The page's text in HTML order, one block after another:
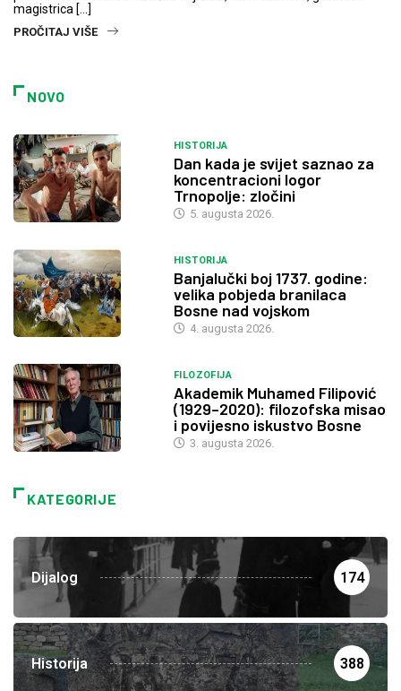
magistrica […]
PROČITAJ VIŠE
NOVO
HISTORIJA
Dan kada je svijet saznao za
koncentracioni logor
Trnopolje: zločini
5. augusta 2026.
HISTORIJA
Banjalučki boj 1737. godine:
velika pobjeda branilaca
Bosne nad vojskom
4. augusta 2026.
FILOZOFIJA
Akademik Muhamed Filipović
(1929–2020): filozofska misao
i povijesno iskustvo Bosne
3. augusta 2026.
KATEGORIJE
Dijalog 174
Historija 388